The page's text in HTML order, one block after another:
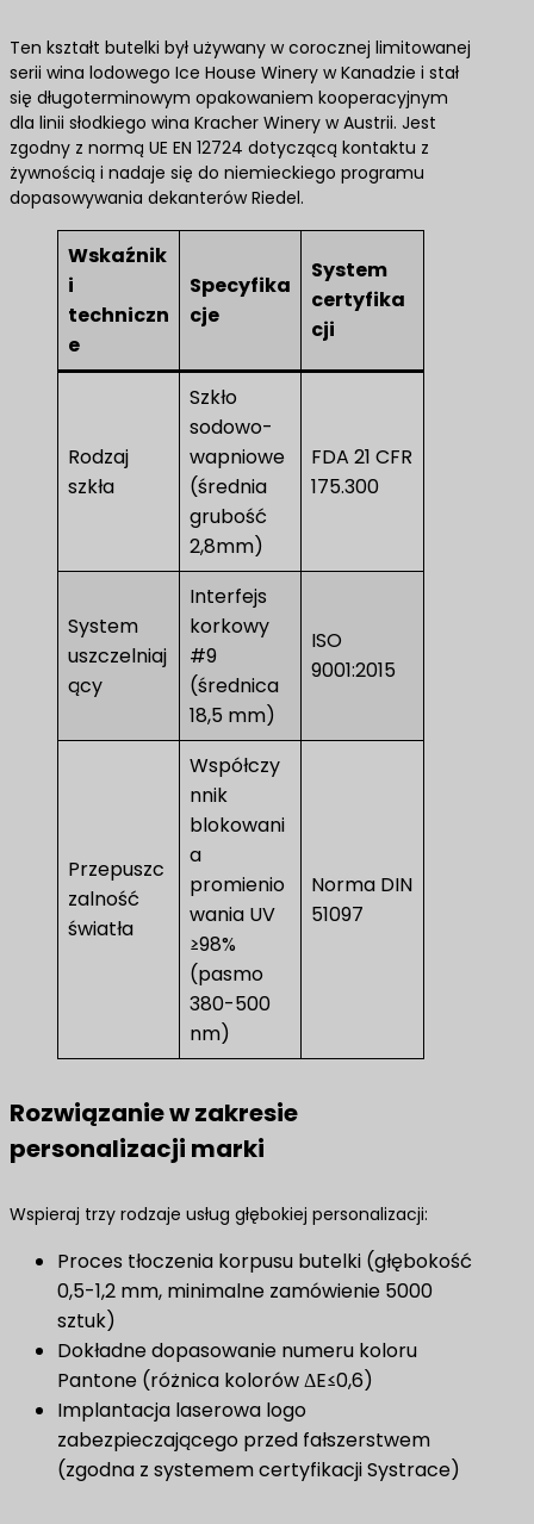
Ten kształt butelki był używany w corocznej limitowanej
serii wina lodowego Ice House Winery w Kanadzie i stał
się długoterminowym opakowaniem kooperacyjnym
dla linii słodkiego wina Kracher Winery w Austrii. Jest
zgodny z normą UE EN 12724 dotyczącą kontaktu z
żywnością i nadaje się do niemieckiego programu
dopasowywania dekanterów Riedel.
Wskaźnik
i
techniczn
e
Specyfika
cje
System
certyfika
cji
Rodzaj
szkła
Szkło
sodowo-
wapniowe
(średnia
grubość
2,8mm)
FDA 21 CFR
175.300
System
uszczelniaj
ący
Interfejs
korkowy
#9
(średnica
18,5 mm)
ISO
9001:2015
Przepuszc
zalność
światła
Współczy
nnik
blokowani
a
promienio
wania UV
≥98%
(pasmo
380-500
nm)
Norma DIN
51097
Rozwiązanie w zakresie
personalizacji marki
Wspieraj trzy rodzaje usług głębokiej personalizacji:
Proces tłoczenia korpusu butelki (głębokość
0,5-1,2 mm, minimalne zamówienie 5000
sztuk)
Dokładne dopasowanie numeru koloru
Pantone (różnica kolorów ΔE≤0,6)
Implantacja laserowa logo
zabezpieczającego przed fałszerstwem
(zgodna z systemem certyfikacji Systrace)